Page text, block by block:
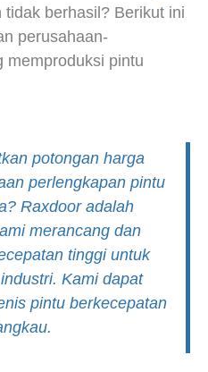
tidak berhasil? Berikut ini
perusahaan-
memproduksi pintu
potongan harga
perlengkapan pintu
Raxdoor adalah
merancang dan
tinggi untuk
Kami dapat
pintu berkecepatan